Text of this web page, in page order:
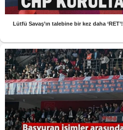
Lütfü Savaş’ın talebine bir kez daha ‘RET’!